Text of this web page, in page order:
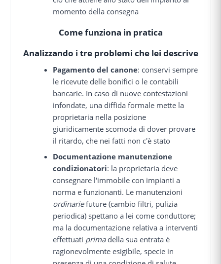
momento della consegna
Come funziona in pratica
Analizzando i tre problemi che lei descrive
Pagamento del canone: conservi sempre
le ricevute delle bonifici o le contabili
bancarie. In caso di nuove contestazioni
infondate, una diffida formale mette la
proprietaria nella posizione
giuridicamente scomoda di dover provare
il ritardo, che nei fatti non c'è stato
Documentazione manutenzione
condizionatori: la proprietaria deve
consegnare l'immobile con impianti a
norma e funzionanti. Le manutenzioni
ordinariefuture (cambio filtri, pulizia
periodica) spettano a lei come conduttore;
ma la documentazione relativa a interventi
effettuati primadella sua entrata è
ragionevolmente esigibile, specie in